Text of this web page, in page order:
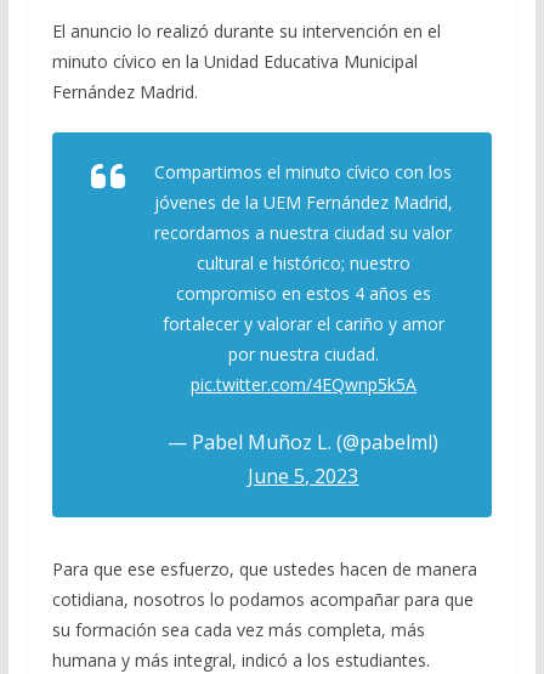
El anuncio lo realizó durante su intervención en el
minuto cívico en la Unidad Educativa Municipal
Fernández Madrid.
Compartimos el minuto cívico con los
jóvenes de la UEM Fernández Madrid,
recordamos a nuestra ciudad su valor
cultural e histórico; nuestro
compromiso en estos 4 años es
fortalecer y valorar el cariño y amor
por nuestra ciudad.
pic.twitter.com/4EQwnp5k5A
— Pabel Muñoz L. (@pabelml)
June 5, 2023
Para que ese esfuerzo, que ustedes hacen de manera
cotidiana, nosotros lo podamos acompañar para que
su formación sea cada vez más completa, más
humana y más integral, indicó a los estudiantes.